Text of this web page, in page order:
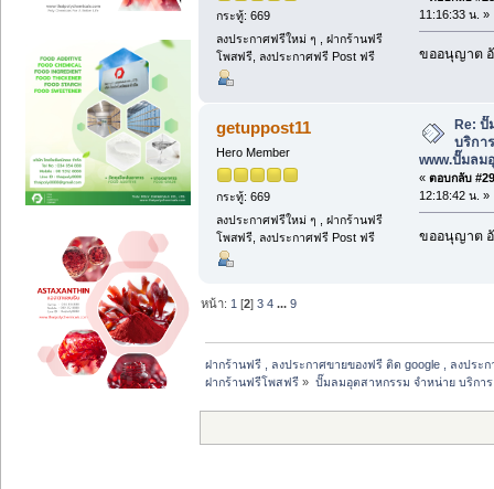
กระทู้: 669
ลงประกาศฟรีใหม่ ๆ , ฝากร้านฟรี
โพสฟรี, ลงประกาศฟรี Post ฟรี
11:16:33 น. »
ขออนุญาต
getuppost11
Hero Member
กระทู้: 669
ลงประกาศฟรีใหม่ ๆ , ฝากร้านฟรี
โพสฟรี, ลงประกาศฟรี Post ฟรี
Re: ปั๊
บริกา
www.ปั๊มลม
« ตอบกลับ
12:18:42 น. »
ขออนุญาต
หน้า: 1 [2]3 4 ...9
ฝากร้านฟรี , ลงประกาศขายของฟรี ติด google , ลงประ
ฝากร้านฟรีโพสฟรี » ปั๊มลมอุตสาหกรรม จำหน่าย บริกา